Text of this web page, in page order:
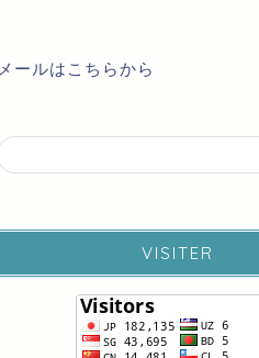
メールはこちらから
VISITER